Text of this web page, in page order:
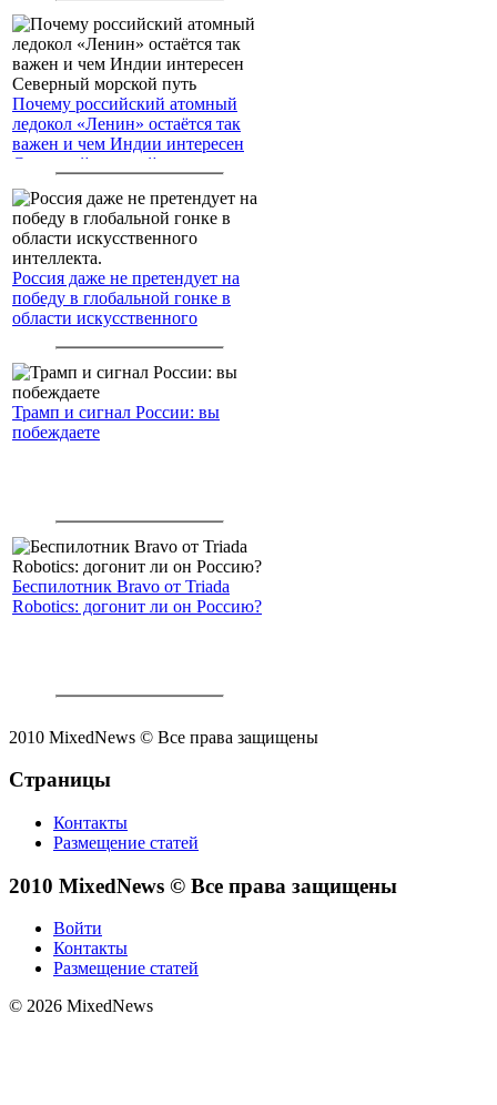
Почему российский атомный
ледокол «Ленин» остаётся так
важен и чем Индии интересен
Северный морской путь
Россия даже не претендует на
победу в глобальной гонке в
области искусственного
Трамп и сигнал России: вы
побеждаете
Беспилотник Bravo от Triada
Robotics: догонит ли он Россию?
2010 MixedNews © Все права защищены
Страницы
Контакты
Размещение статей
2010 MixedNews © Все права защищены
Войти
Контакты
Размещение статей
© 2026 MixedNews